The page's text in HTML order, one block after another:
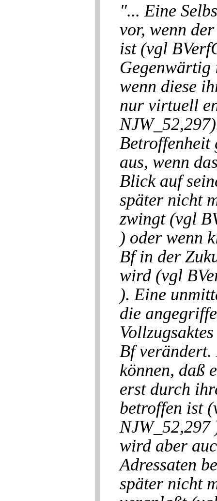
"... Eine
vor, wenn
ist (vgl
Gegenwärtig
wenn diese
nur virtuell
Betroffenheit
aus, wenn
Blick auf
später nicht
zwingt (vgl
) oder wenn
Bf in der
wird (vgl
). Eine
die
Bf verändert.
können, daß
erst durch
betroffen ist
wird aber
Adressaten
später nicht